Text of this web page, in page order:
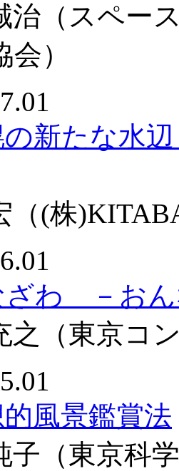
治 （スペー
会）
の新たな水
（(株
ざわ －お
之
（東京コ
風景鑑賞法
子 （東京科